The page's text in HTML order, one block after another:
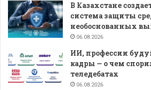
В Казахстане
система защиты
необоснованных
06.08.2026
ИИ, профессии
кадры — о чем
теледебатах
06.08.2026